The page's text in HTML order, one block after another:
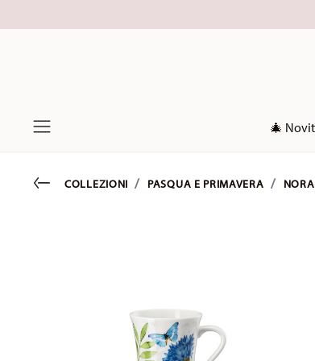
🎄
Go backCOLLEZIONI PASQUA E PRIMAVERA